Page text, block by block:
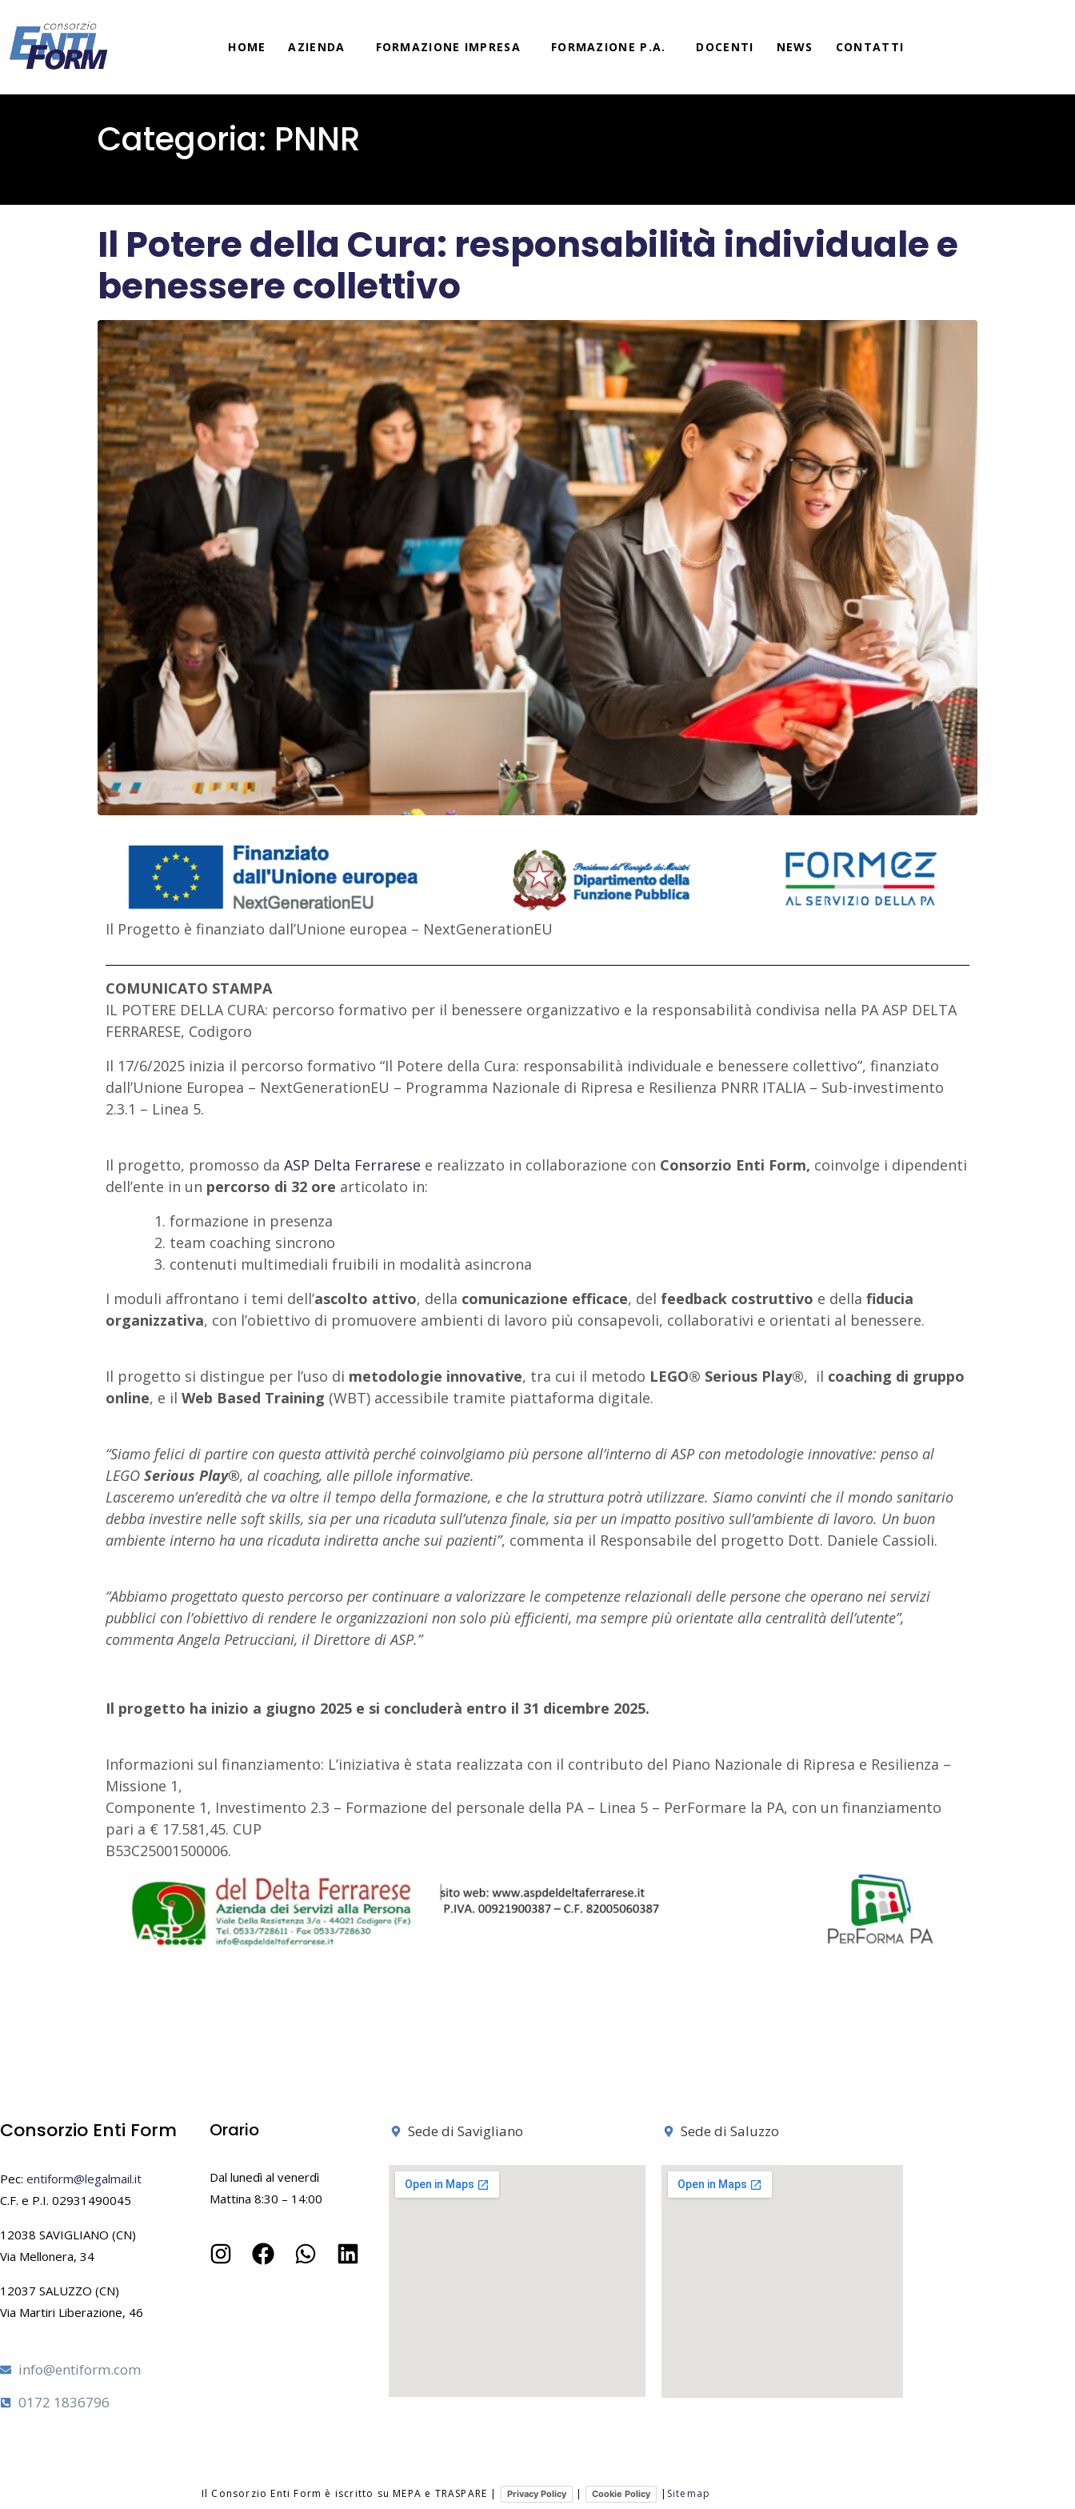
HOME AZIENDA FORMAZIONE IMPRESA FORMAZIONE P.A. DOCENTI NEWS CONTATTI
Categoria: PNNR
Il Potere della Cura: responsabilità individuale e
benessere collettivo
Il Progetto è finanziato dall’Unione europea – NextGenerationEU
COMUNICATO STAMPA
IL POTERE DELLA CURA: percorso formativo per il benessere organizzativo e la responsabilità condivisa nella PA ASP DELTA
FERRARESE, Codigoro
Il 17/6/2025 inizia il percorso formativo “Il Potere della Cura: responsabilità individuale e benessere collettivo”, finanziato
dall’Unione Europea – NextGenerationEU – Programma Nazionale di Ripresa e Resilienza PNRR ITALIA – Sub-investimento
2.3.1 – Linea 5.
Il progetto, promosso da ASP Delta Ferrarese e realizzato in collaborazione con Consorzio Enti Form, coinvolge i dipendenti
dell’ente in un percorso di 32 ore articolato in:
formazione in presenza
team coaching sincrono
contenuti multimediali fruibili in modalità asincrona
I moduli affrontano i temi dell’ascolto attivo, della comunicazione efficace, del feedback costruttivo e della fiducia
organizzativa, con l’obiettivo di promuovere ambienti di lavoro più consapevoli, collaborativi e orientati al benessere.
Il progetto si distingue per l’uso di metodologie innovative, tra cui il metodo LEGO® Serious Play®, il coaching di gruppo
online, e il Web Based Training (WBT) accessibile tramite piattaforma digitale.
“Siamo felici di partire con questa attività perché coinvolgiamo più persone all’interno di ASP con metodologie innovative: penso al
LEGO Serious Play®, al coaching, alle pillole informative.
Lasceremo un’eredità che va oltre il tempo della formazione, e che la struttura potrà utilizzare. Siamo convinti che il mondo sanitario
debba investire nelle soft skills, sia per una ricaduta sull’utenza finale, sia per un impatto positivo sull’ambiente di lavoro. Un buon
ambiente interno ha una ricaduta indiretta anche sui pazienti”, commenta il Responsabile del progetto Dott. Daniele Cassioli.
“Abbiamo progettato questo percorso per continuare a valorizzare le competenze relazionali delle persone che operano nei servizi
pubblici con l’obiettivo di rendere le organizzazioni non solo più efficienti, ma sempre più orientate alla centralità dell’utente”,
commenta Angela Petrucciani, il Direttore di ASP.”
Il progetto ha inizio a giugno 2025 e si concluderà entro il 31 dicembre 2025.
Informazioni sul finanziamento: L’iniziativa è stata realizzata con il contributo del Piano Nazionale di Ripresa e Resilienza –
Missione 1,
Componente 1, Investimento 2.3 – Formazione del personale della PA – Linea 5 – PerFormare la PA, con un finanziamento
pari a € 17.581,45. CUP
B53C25001500006.
Consorzio Enti Form
Pec: entiform@legalmail.it
C.F. e P.I. 02931490045
12038 SAVIGLIANO (CN)
Via Mellonera, 34
12037 SALUZZO (CN)
Via Martiri Liberazione, 46
info@entiform.com
0172 1836796
Orario
Dal lunedì al venerdì
Mattina 8:30 – 14:00
Sede di Savigliano Sede di Saluzzo
Il Consorzio Enti Form è iscritto su MEPA e TRASPARE | Privacy Policy | Cookie Policy | Sitemap